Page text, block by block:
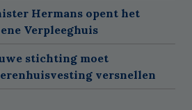
Hermans opent het
Verpleeghuis
stichting moet
versnellen